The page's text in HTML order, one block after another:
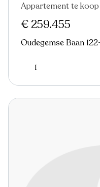
Appartement te koop
€ 259.455
Oudegemse Baan
1